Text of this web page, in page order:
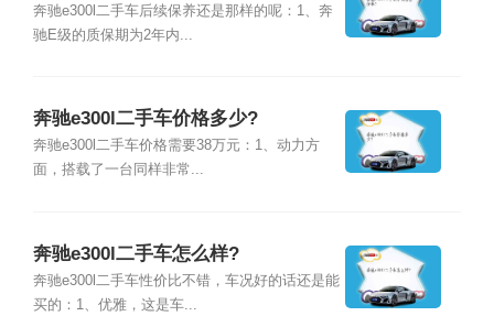
奔驰e300l二手车后续保养还是那样的呢：1、奔
驰E级的质保期为2年内...
奔驰e300l二手车价格多少?
奔驰e300l二手车价格需要38万元：1、动力方
面，搭载了一台同样非常...
奔驰e300l二手车怎么样?
奔驰e300l二手车性价比不错，车况好的话还是能
买的：1、优雅，这是车...